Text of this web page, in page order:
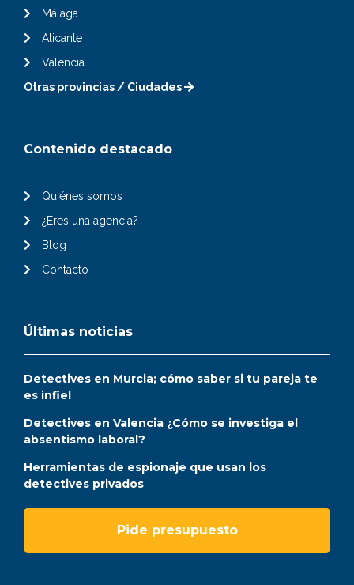
Málaga
Alicante
Valencia
Otras provincias / Ciudades
Contenido destacado
Quiénes somos
¿Eres una agencia?
Blog
Contacto
Últimas noticias
Detectives en Murcia; cómo saber si tu pareja te
es infiel
Detectives en Valencia ¿Cómo se investiga el
absentismo laboral?
Herramientas de espionaje que usan los
detectives privados
Pide presupuesto